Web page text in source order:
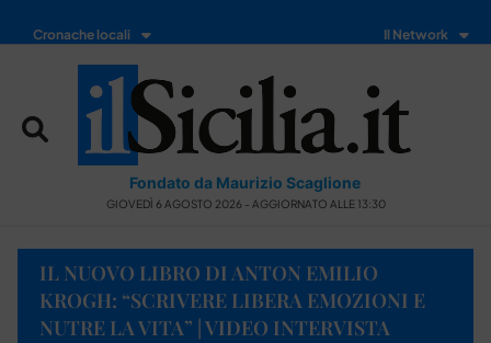
Cronache locali Il Network
Fondato da Maurizio Scaglione
GIOVEDÌ 6 AGOSTO 2026 - AGGIORNATO ALLE 13:30
IL NUOVO LIBRO DI ANTON EMILIO
KROGH: “SCRIVERE LIBERA EMOZIONI E
NUTRE LA VITA” | VIDEO INTERVISTA